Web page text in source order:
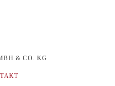
& CO. KG